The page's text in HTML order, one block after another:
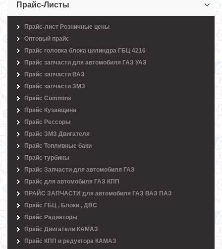
Прайс-Листы
Прайс-лист Розничные цены
Оптовый прайс
Прайс головка блока цилиндра ГБЦ 4216
Прайс запчасти для автомобиля ГАЗ УАЗ
Прайс запчасти ВАЗ
Прайс запчасти ЗМЗ
Прайс Cummins
Прайс Кузавщина
Прайс Рессоры
Прайс ЗМЗ Двигателя
Прайс Топливные баки
Прайс турбины
Прайс Запчасти для автомобиля ГАЗ
Прайс для автомобиля ГАЗ КПП
ПРАЙС ЗАПЧАСТИ для автомобиля ГАЗ ВАЗ ПАЗ
Прайс ГБЦ , Блоки , ДВС
Прайс Радиаторы
Прайс Двигатели КАМАЗ
Прайс КПП и редуктора КАМАЗ